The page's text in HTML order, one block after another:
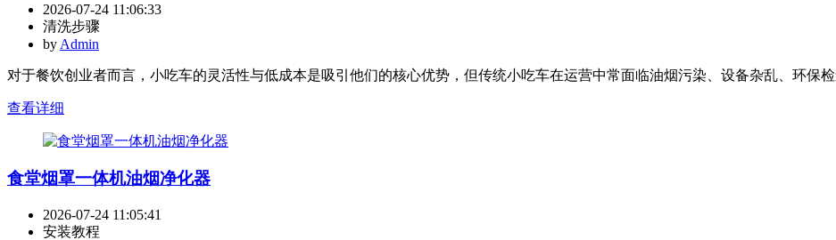
2026-07-24 11:06:33
清洗步骤
by Admin
对于餐饮创业者而言，小吃车的灵活性与低成本是吸引他们的核心优势，但传统小吃车在运营中常面临油烟污染、设备杂乱、环保
查看详细
食堂烟罩一体机油烟净化器
2026-07-24 11:05:41
安装教程